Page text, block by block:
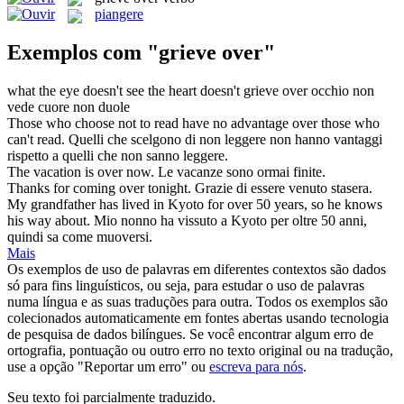
piangere
Exemplos com "grieve over"
what the eye doesn't see the heart doesn't grieve over occhio non
vede cuore non duole
Those who choose not to read have no advantage overthose who
can't read. Quelli che scelgono di non leggere non hanno vantaggi
rispetto a quelli che non sanno leggere.
The vacation is overnow. Le vacanze sono ormai finite.
Thanks for coming overtonight. Grazie di essere venuto stasera.
My grandfather has lived in Kyoto forover50 years, so he knows
his way about. Mio nonno ha vissuto a Kyoto peroltre 50 anni,
quindi sa come muoversi.
Mais
Os exemplos de uso de palavras em diferentes contextos são dados
só para fins linguísticos, ou seja, para estudar o uso de palavras
numa língua e as suas traduções para outra. Todos os exemplos são
colecionados automaticamente em fontes abertas usando tecnologia
de pesquisa de dados bilíngues. Se você encontrar algum erro de
ortografia, pontuação ou outro erro no texto original ou na tradução,
use a opção "Reportar um erro" ou escreva para nós.
Seu texto foi parcialmente traduzido.